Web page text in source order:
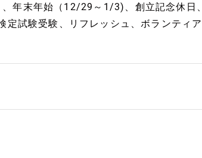
年末年始（12/29～1/3)、創立記念休日、
定試験受験、リフレッシュ、ボランティア